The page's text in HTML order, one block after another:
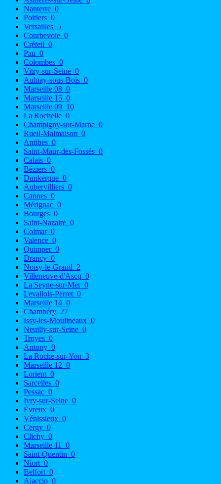
Nanterre 0
Poitiers 0
Versailles 5
Courbevoie 0
Créteil 0
Pau 0
Colombes 0
Vitry-sur-Seine 0
Aulnay-sous-Bois 0
Marseille 08 0
Marseille 15 0
Marseille 09 10
La Rochelle 0
Champigny-sur-Marne 0
Rueil-Malmaison 0
Antibes 0
Saint-Maur-des-Fossés 0
Calais 0
Béziers 0
Dunkerque 0
Aubervilliers 0
Cannes 0
Mérignac 0
Bourges 0
Saint-Nazaire 0
Colmar 0
Valence 0
Quimper 0
Drancy 0
Noisy-le-Grand 2
Villeneuve-d'Ascq 0
La Seyne-sur-Mer 0
Levallois-Perret 0
Marseille 14 0
Chambéry 27
Issy-les-Moulineaux 0
Neuilly-sur-Seine 0
Troyes 0
Antony 0
La Roche-sur-Yon 3
Marseille 12 0
Lorient 0
Sarcelles 0
Pessac 0
Ivry-sur-Seine 0
Évreux 0
Vénissieux 0
Cergy 0
Clichy 0
Marseille 11
0
Saint-Quentin 0
Niort 0
Belfort 0
Ajaccio 0